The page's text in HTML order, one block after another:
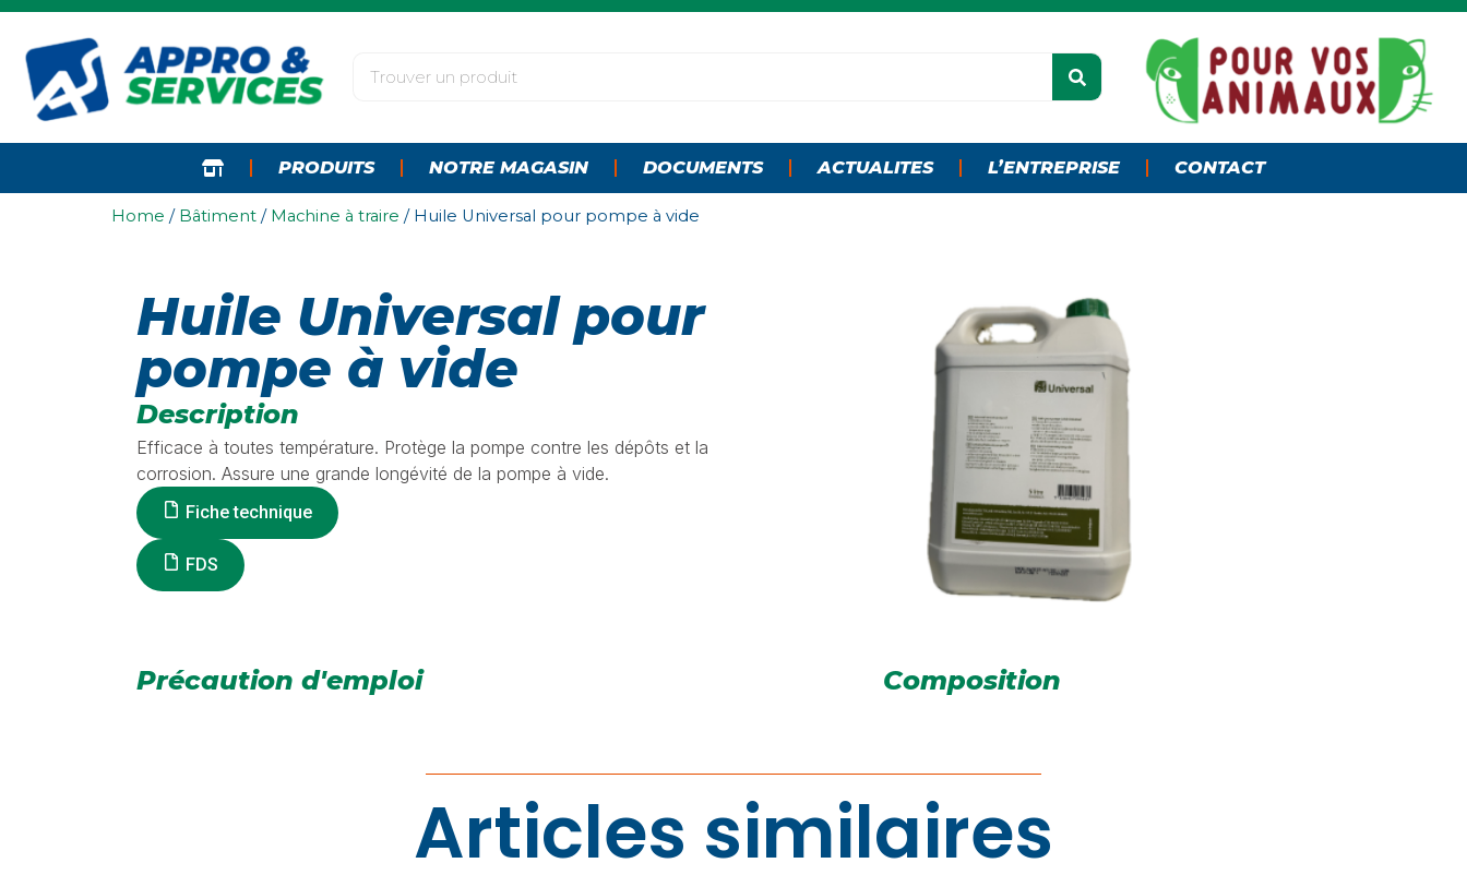
PRODUITS NOTRE MAGASIN DOCUMENTS ACTUALITES L’ENTREPRISE CONTACT
Home / Bâtiment / Machine à traire / Huile Universal pour pompe à vide
Huile Universal pour
pompe à vide
Description
Efficace à toutes température. Protège la pompe contre les dépôts et la
corrosion. Assure une grande longévité de la pompe à vide.
Fiche technique
FDS
Précaution d'emploi Composition
Articles similaires